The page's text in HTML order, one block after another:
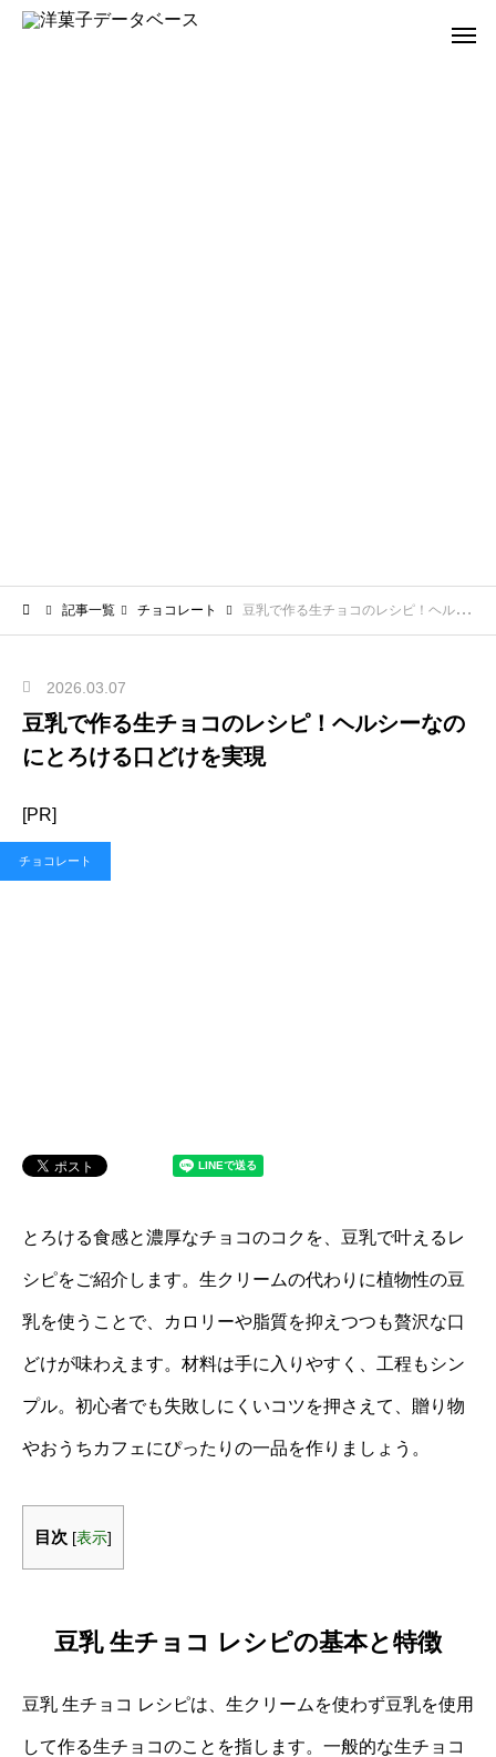
記事一覧 チョコレート 豆乳で作る生チョコのレシピ！ヘルシーなのにとろける口どけを実現
2026.03.07
豆乳で作る生チョコのレシピ！ヘルシーなの
にとろける口どけを実現
[PR]
チョコレート
とろける食感と濃厚なチョコのコクを、豆乳で叶えるレ
シピをご紹介します。生クリームの代わりに植物性の豆
乳を使うことで、カロリーや脂質を抑えつつも贅沢な口
どけが味わえます。材料は手に入りやすく、工程もシン
プル。初心者でも失敗しにくいコツを押さえて、贈り物
やおうちカフェにぴったりの一品を作りましょう。
目次 [表示]
豆乳 生チョコ レシピの基本と特徴
豆乳 生チョコ レシピは、生クリームを使わず豆乳を使用
して作る生チョコのことを指します。一般的な生チョコ